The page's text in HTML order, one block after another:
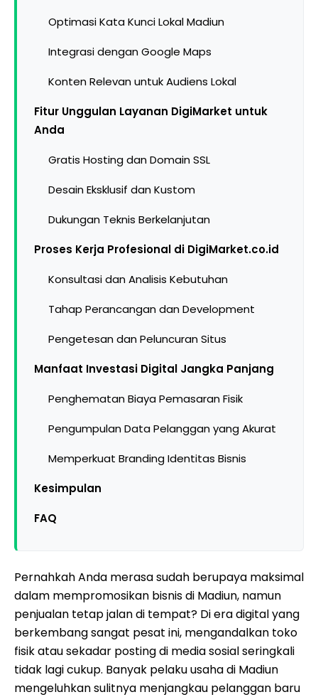
Optimasi Kata Kunci Lokal Madiun
Integrasi dengan Google Maps
Konten Relevan untuk Audiens Lokal
Fitur Unggulan Layanan DigiMarket untuk
Anda
Gratis Hosting dan Domain SSL
Desain Eksklusif dan Kustom
Dukungan Teknis Berkelanjutan
Proses Kerja Profesional di DigiMarket.co.id
Konsultasi dan Analisis Kebutuhan
Tahap Perancangan dan Development
Pengetesan dan Peluncuran Situs
Manfaat Investasi Digital Jangka Panjang
Penghematan Biaya Pemasaran Fisik
Pengumpulan Data Pelanggan yang Akurat
Memperkuat Branding Identitas Bisnis
Kesimpulan
FAQ
Pernahkah Anda merasa sudah berupaya maksimal
dalam mempromosikan bisnis di Madiun, namun
penjualan tetap jalan di tempat? Di era digital yang
berkembang sangat pesat ini, mengandalkan toko
fisik atau sekadar posting di media sosial seringkali
tidak lagi cukup. Banyak pelaku usaha di Madiun
mengeluhkan sulitnya menjangkau pelanggan baru